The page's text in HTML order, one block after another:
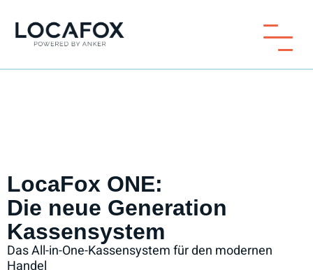
LocaFox ONE:
Die neue Generation
Kassensystem
Das All-in-One-Kassensystem für den modernen
Handel